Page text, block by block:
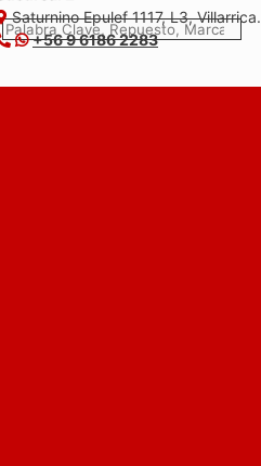
Saturnino Epulef 1117, L3, Villarrica.
+56 9 6186 2283